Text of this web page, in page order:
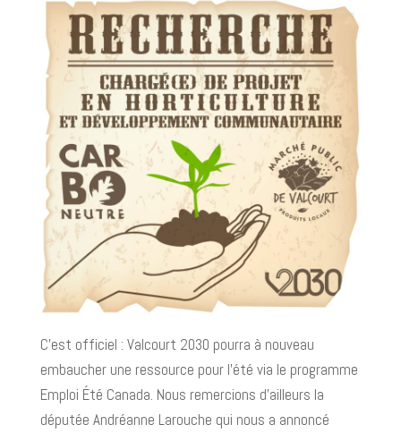
C’est officiel : Valcourt 2030 pourra à nouveau
embaucher une ressource pour l’été via le programme
Emploi Été Canada. Nous remercions d’ailleurs la
députée Andréanne Larouche qui nous a annoncé